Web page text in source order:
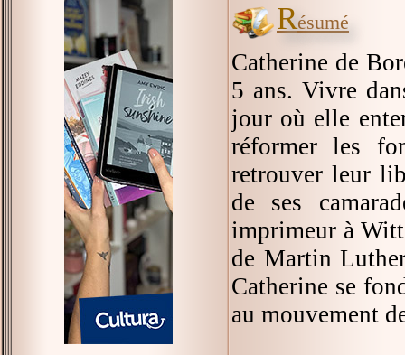
Résumé
Catherine de
5 ans. Vivre
jour où elle
réformer les
retrouver leur
de ses
imprimeur à
de Martin
Catherine se
au mouvement